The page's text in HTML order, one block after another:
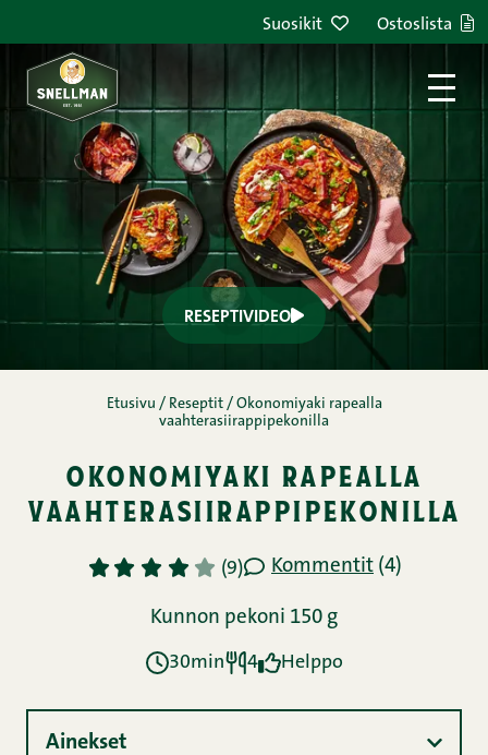
Suosikit Ostoslista
RESEPTIVIDEO
Etusivu / Reseptit / Okonomiyaki rapealla
vaahterasiirappipekonilla
okonomiyaki rapealla
vaahterasiirappipekonilla
1 2 3 4 5 (9) Kommentit (4)
Kunnon pekoni 150 g
30min 4 Helppo
Ainekset